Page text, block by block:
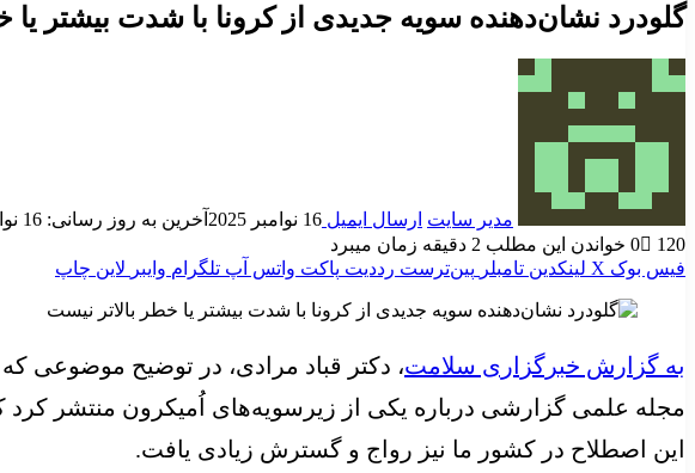
گلودرد نشان‌دهنده سویه جدیدی از کرونا با شدت بیشتر یا
مدیر سایت ارسال ایمیل 16 نوامبر 2025
آخرین به روز رسانی: 16 نوامبر 2025
0
120
خواندن این مطلب 2 دقیقه زمان میبرد
فیس بوک X لینکدین ‫تامبلر ‫پین‌ترست ‫رددیت پاکت واتس آپ تلگرام وایبر لاین چاپ
به گزارش خبرگزاری سلامت، دکتر قباد مرادی، در توضیح موضوعی
مجله علمی گزارشی درباره یکی از زیرسویه‌های اُمیکرون منتشر کرد
این اصطلاح در کشور ما نیز رواج و گسترش زیادی یافت.